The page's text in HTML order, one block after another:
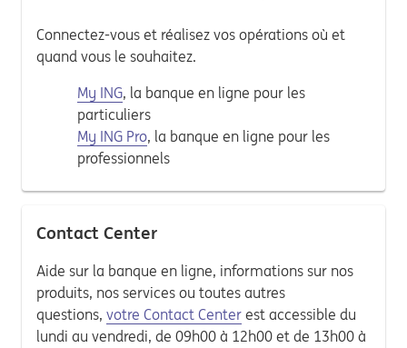
Connectez-vous et réalisez vos opérations où et
quand vous le souhaitez.
My ING, la banque en ligne pour les
particuliers
My ING Pro, la banque en ligne pour les
professionnels
Contact Center
Aide sur la banque en ligne, informations sur nos
produits, nos services ou toutes autres
questions, votre Contact Center est accessible du
lundi au vendredi, de 09h00 à 12h00 et de 13h00 à